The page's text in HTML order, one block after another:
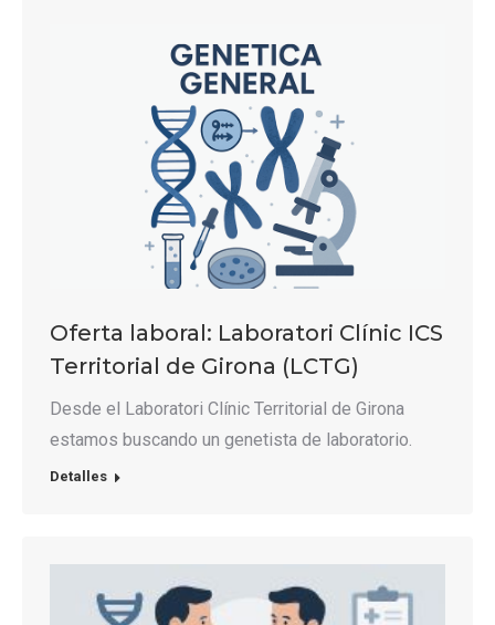
Oferta laboral: Laboratori Clínic ICS
Territorial de Girona (LCTG)
Desde el Laboratori Clínic Territorial de Girona
estamos buscando un genetista de laboratorio.
Detalles